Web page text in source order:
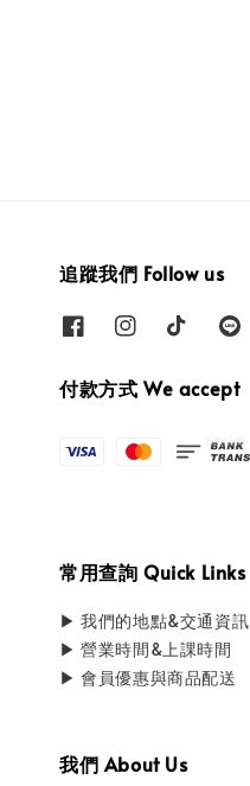
追蹤我們 Follow us
付款方式 We accept
常用查詢 Quick Links
▶ 我們的地點&交通資訊
▶ 營業時間&上課時間
▶ 會員優惠與商品配送
我們 About Us